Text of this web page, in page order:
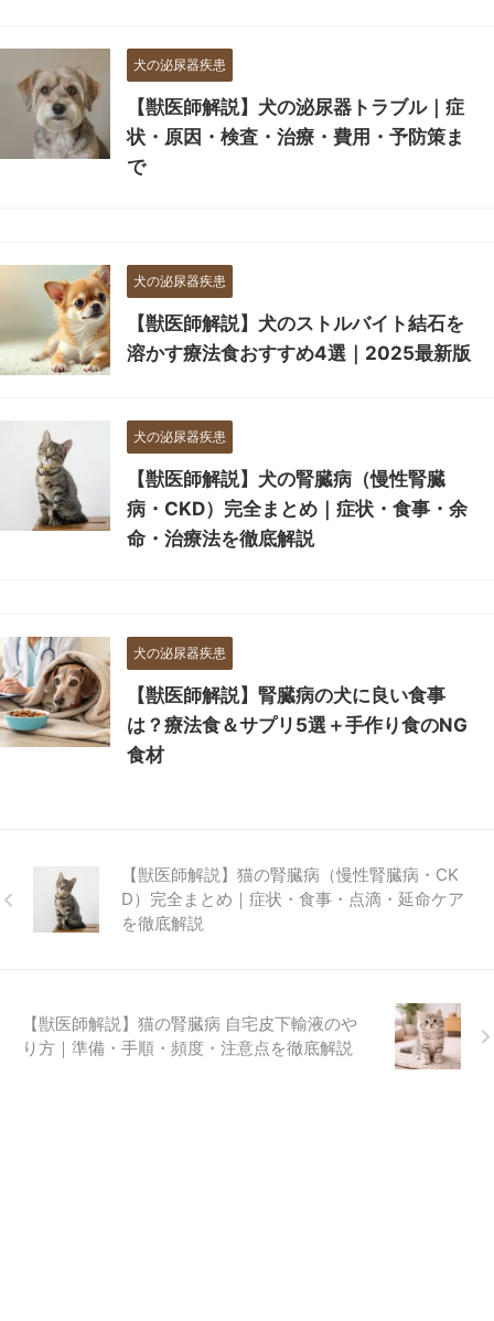
犬の泌尿器疾患
【獣医師解説】犬の泌尿器トラブル｜症
状・原因・検査・治療・費用・予防策ま
で
犬の泌尿器疾患
【獣医師解説】犬のストルバイト結石を
溶かす療法食おすすめ4選｜2025最新版
犬の泌尿器疾患
【獣医師解説】犬の腎臓病（慢性腎臓
病・CKD）完全まとめ｜症状・食事・余
命・治療法を徹底解説
犬の泌尿器疾患
【獣医師解説】腎臓病の犬に良い食事
は？療法食＆サプリ5選＋手作り食のNG
食材
【獣医師解説】猫の腎臓病（慢性腎臓病・CK
D）完全まとめ｜症状・食事・点滴・延命ケア
を徹底解説
【獣医師解説】猫の腎臓病 自宅皮下輸液のや
り方｜準備・手順・頻度・注意点を徹底解説